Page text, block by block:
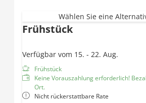
TV
Wlan
Safe
Offenes oder geschlossenes
Teilweise getrenntes WC
Balkon
Wählen Sie eine
Frühstück
Verfügbar vom 15. - 22. Aug.
Frühstück
Keine Vorauszahlung erforderlich!
Ort.
Nicht rückerstattbare Rate